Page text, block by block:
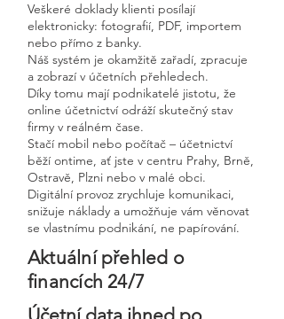
Veškeré doklady klienti posílají
elektronicky: fotografií, PDF, importem
nebo přímo z banky.
Náš systém je okamžitě zařadí, zpracuje
a zobrazí v účetních přehledech.
Díky tomu mají podnikatelé jistotu, že
online účetnictví odráží skutečný stav
firmy v reálném čase.
Stačí mobil nebo počítač – účetnictví
běží ontime, ať jste v centru Prahy, Brně,
Ostravě, Plzni nebo v malé obci.
Digitální provoz zrychluje komunikaci,
snižuje náklady a umožňuje vám věnovat
se vlastnímu podnikání, ne papírování.
Aktuální přehled o
financích 24/7